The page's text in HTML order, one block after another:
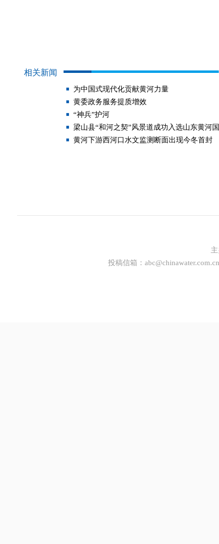
相关新闻
为中国式现代化贡献黄河力量
黄委政务服务提质增效
“神兵”护河
梁山县“和河之契”风景道成功入选山东黄河
黄河下游西河口水文监测断面出现今冬首封
投稿信箱： abc@chinawater.com.cn